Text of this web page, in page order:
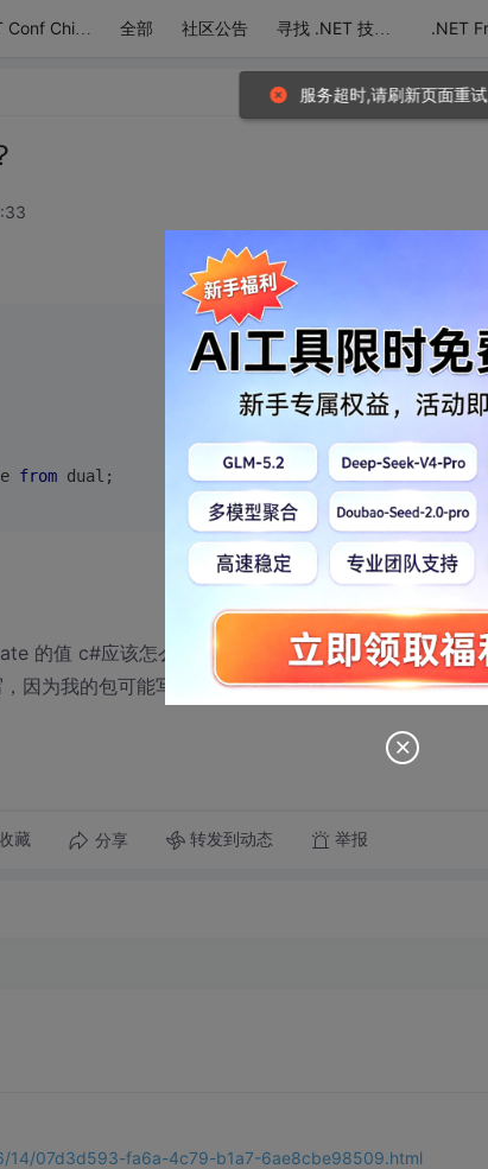
.NET Conf China 全部 社区公告 寻找 .NET 技术达人
from dual;
的值 c#应该怎么写代码？
因为我的包可能写错了，
藏 分享 转发到动态 举报
14/07d3d593-fa6a-4c79-b1a7-6ae8cbe98509.html
服务超时,请刷新页面重试